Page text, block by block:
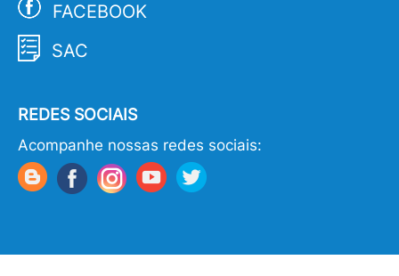
FACEBOOK
SAC
REDES SOCIAIS
Acompanhe nossas redes sociais: